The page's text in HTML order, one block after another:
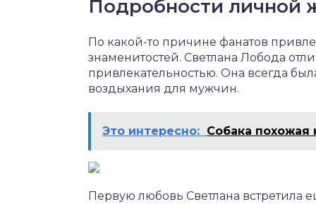
Подробности личной
По какой-то причине фанатов
знаменитостей. Светлана Лобода
привлекательностью. Она всегда
воздыхания для мужчин.
Это интересно: Собака
Первую любовь Светлана встретила